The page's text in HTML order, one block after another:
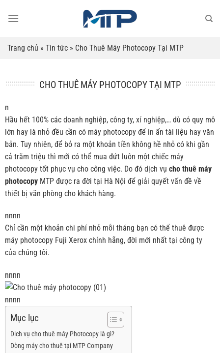
qua
dung
Trang chủ » Tin tức » Cho Thuê Máy Photocopy Tại MTP
CHO THUÊ MÁY PHOTOCOPY TẠI MTP
n
Hầu hết 100% các doanh nghiệp, công ty, xí nghiệp,… dù có quy mô
lớn hay là nhỏ đều cần có máy photocopy để in ấn tài liệu hay văn
bản. Tuy nhiên, để bỏ ra một khoản tiền không hề nhỏ có khi gần
cả trăm triệu thì mới có thể mua đứt luôn một chiếc máy
photocopy tốt phục vụ cho công việc. Do đó dịch vụ cho thuê máy
photocopyMTP được ra đời tại Hà Nội để giải quyết vấn đề về
thiết bị văn phòng cho khách hàng.
nnnn
Chỉ cần một khoản chi phí nhỏ mỗi tháng bạn có thể thuê được
máy photocopy Fuji Xerox chính hãng, đời mới nhất tại công ty
của chúng tôi.
nnnn
nnnn
Mục lục
Dịch vụ cho thuê máy Photocopy là gì?
Dòng máy cho thuê tại MTP Company